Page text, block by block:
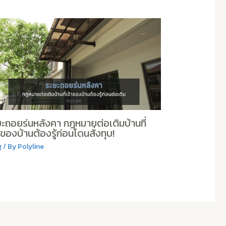
ะถอยร่นหลังคา กฎหมายต่อเติมบ้านที่
ของบ้านต้องรู้ก่อนโดนสั่งทุบ!
/ ByPolyline